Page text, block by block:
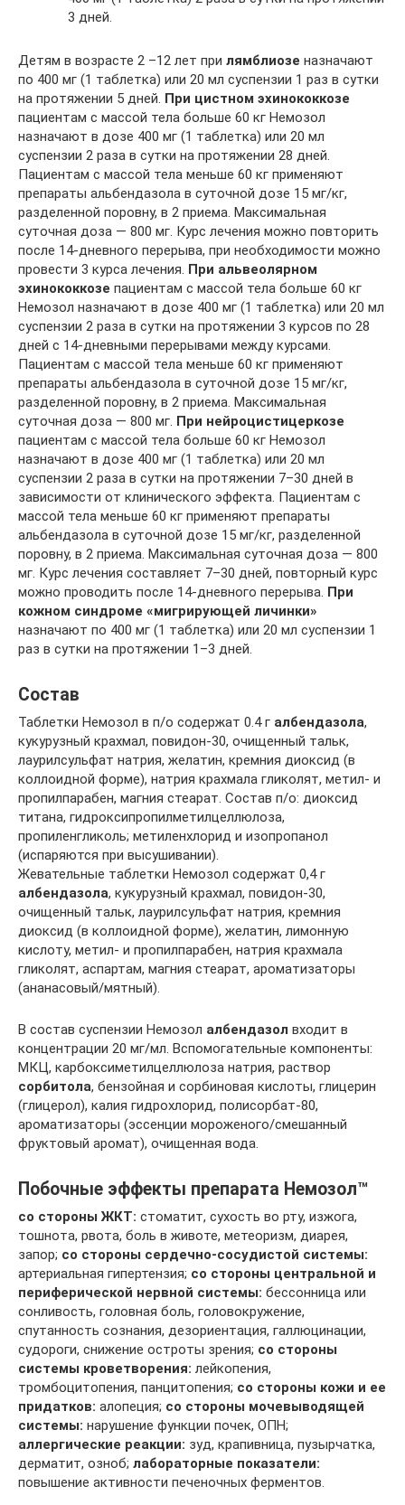
3 дней.
Детям в возрасте 2 –12 лет при лямблиозе назначают
по 400 мг (1 таблетка) или 20 мл суспензии 1 раз в сутки
на протяжении 5 дней. При цистном эхинококкозе
пациентам с массой тела больше 60 кг Немозол
назначают в дозе 400 мг (1 таблетка) или 20 мл
суспензии 2 раза в сутки на протяжении 28 дней.
Пациентам с массой тела меньше 60 кг применяют
препараты альбендазола в суточной дозе 15 мг/кг,
разделенной поровну, в 2 приема. Максимальная
суточная доза — 800 мг. Курс лечения можно повторить
после 14-дневного перерыва, при необходимости можно
провести 3 курса лечения. При альвеолярном
эхинококкозе пациентам с массой тела больше 60 кг
Немозол назначают в дозе 400 мг (1 таблетка) или 20 мл
суспензии 2 раза в сутки на протяжении 3 курсов по 28
дней с 14-дневными перерывами между курсами.
Пациентам с массой тела меньше 60 кг применяют
препараты альбендазола в суточной дозе 15 мг/кг,
разделенной поровну, в 2 приема. Максимальная
суточная доза — 800 мг. При нейроцистицеркозе
пациентам с массой тела больше 60 кг Немозол
назначают в дозе 400 мг (1 таблетка) или 20 мл
суспензии 2 раза в сутки на протяжении 7–30 дней в
зависимости от клинического эффекта. Пациентам с
массой тела меньше 60 кг применяют препараты
альбендазола в суточной дозе 15 мг/кг, разделенной
поровну, в 2 приема. Максимальная суточная доза — 800
мг. Курс лечения составляет 7–30 дней, повторный курс
можно проводить после 14-дневного перерыва. При
кожном синдроме «мигрирующей личинки»
назначают по 400 мг (1 таблетка) или 20 мл суспензии 1
раз в сутки на протяжении 1–3 дней.
Состав
Таблетки Немозол в п/о содержат 0.4 г албендазола,
кукурузный крахмал, повидон-30, очищенный тальк,
лаурилсульфат натрия, желатин, кремния диоксид (в
коллоидной форме), натрия крахмала гликолят, метил- и
пропилпарабен, магния стеарат. Состав п/о: диоксид
титана, гидроксипропилметилцеллюлоза,
пропиленгликоль; метиленхлорид и изопропанол
(испаряются при высушивании).
Жевательные таблетки Немозол содержат 0,4 г
албендазола, кукурузный крахмал, повидон-30,
очищенный тальк, лаурилсульфат натрия, кремния
диоксид (в коллоидной форме), желатин, лимонную
кислоту, метил- и пропилпарабен, натрия крахмала
гликолят, аспартам, магния стеарат, ароматизаторы
(ананасовый/мятный).
В состав суспензии Немозол албендазол входит в
концентрации 20 мг/мл. Вспомогательные компоненты:
МКЦ, карбоксиметилцеллюлоза натрия, раствор
сорбитола, бензойная и сорбиновая кислоты, глицерин
(глицерол), калия гидрохлорид, полисорбат-80,
ароматизаторы (эссенции мороженого/смешанный
фруктовый аромат), очищенная вода.
Побочные эффекты препарата Немозол™
со стороны ЖКТ: стоматит, сухость во рту, изжога,
тошнота, рвота, боль в животе, метеоризм, диарея,
запор; со стороны сердечно-сосудистой системы:
артериальная гипертензия; со стороны центральной и
периферической нервной системы: бессонница или
сонливость, головная боль, головокружение,
спутанность сознания, дезориентация, галлюцинации,
судороги, снижение остроты зрения; со стороны
системы кроветворения: лейкопения,
тромбоцитопения, панцитопения; со стороны кожи и ее
придатков: алопеция; со стороны мочевыводящей
системы: нарушение функции почек, ОПН;
аллергические реакции: зуд, крапивница, пузырчатка,
дерматит, озноб; лабораторные показатели:
повышение активности печеночных ферментов.